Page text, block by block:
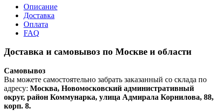
Описание
Доставка
Оплата
FAQ
Доставка и самовывоз по Москве и области
Самовывоз
Вы можете самостоятельно забрать заказанный со склада по
адресу: Москва, Новомосковский административный
округ, район Коммунарка, улица Адмирала Корнилова, 88,
корп. 8.